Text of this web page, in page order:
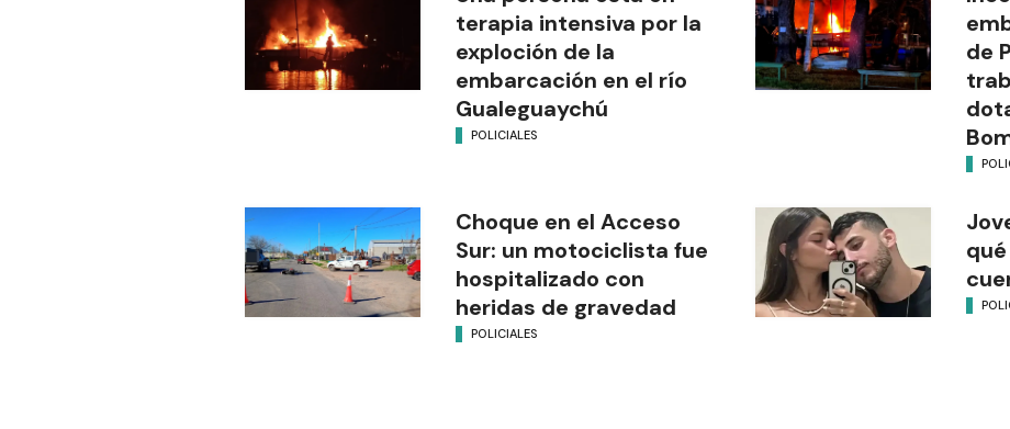
terapia intensiva por la
exploción de la
embarcación en el río
Gualeguaychú
POLICIALES
de
Choque en el Acceso
Sur: un motociclista fue
hospitalizado con
heridas de gravedad
POLICIALES